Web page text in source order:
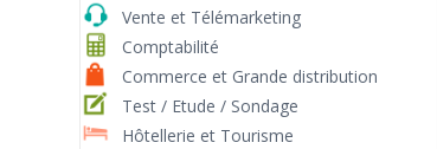
Vente et Télémarketing
Comptabilité
Commerce et Grande distribution
Test / Etude / Sondage
Hôtellerie et Tourisme